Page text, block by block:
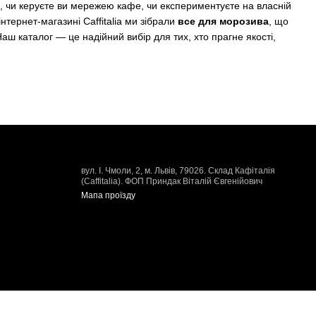
керуєте ви мережею кафе, чи експериментуєте на власній
магазині Caffitalia ми зібрали все для морозива , що
— це надійний вибір для тих, хто прагне якості,
клієнтів.
та мав приємну консистенцію, важливо використовувати
підхід:
вул. І. Чмоли, 2, м. Львів, 79026. Склад Кафіталія
(Caffitalia). ФОП Приндак Віталій Євгенійович
Мапа проїзду